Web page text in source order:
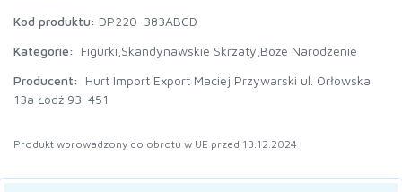
Kod produktu: DP220-383ABCD
Kategorie:
Figurki, Skandynawskie Skrzaty, Boże Narodzenie
Producent:
Hurt Import Export Maciej Przywarski ul. Orłowska
13a Łódź 93-451
Produkt wprowadzony do obrotu w UE przed 13.12.2024